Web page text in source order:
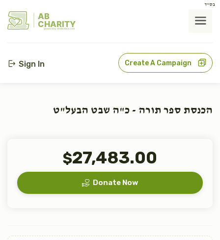
בס"ד
AB
CHARITY
powerd by ahblicklive.com
Sign In Create A Campaign
הכנסת ספר תורה - כ"ה שבט הבעל"ט
$27,483.00
Donate Now